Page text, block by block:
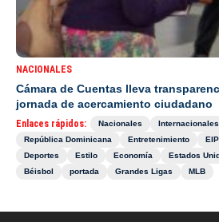
NACIONALES
Cámara de Cuentas lleva
jornada de acercamiento ciudadano
Enlaces rápidos: Nacionales Internacionales
República Dominicana
Entretenimiento
Deportes
Estilo Economía Estados
Béisbol
portada Grandes Ligas MLB